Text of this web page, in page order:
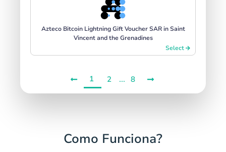
Azteco Bitcoin Lightning Gift Voucher SAR in Saint
Vincent and the Grenadines
Select
1 2 ... 8
Como Funciona?